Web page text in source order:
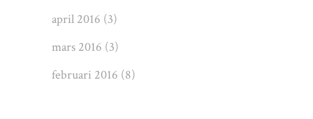
april 2016 (3)
mars 2016 (3)
februari 2016 (8)